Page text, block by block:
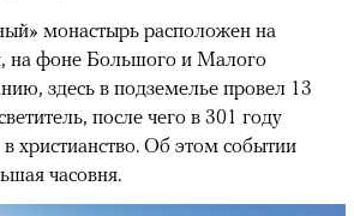
монастырь расположен на
на фоне Большого и Малого
здесь в подземелье провел 13
после чего в 301 году
христианство. Об этом событии
часовня.